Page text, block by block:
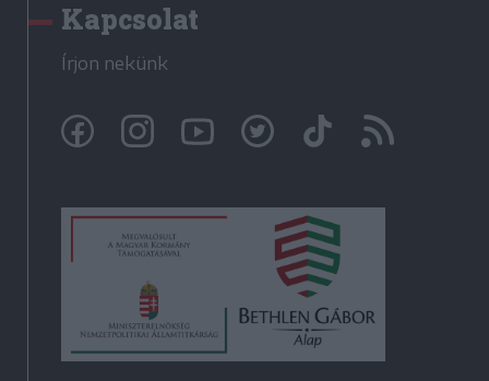
Kapcsolat
Írjon nekünk